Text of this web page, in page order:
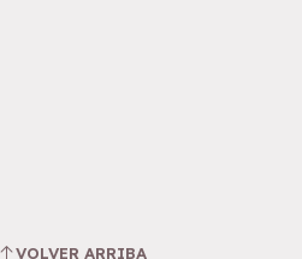
VOLVER ARRIBA